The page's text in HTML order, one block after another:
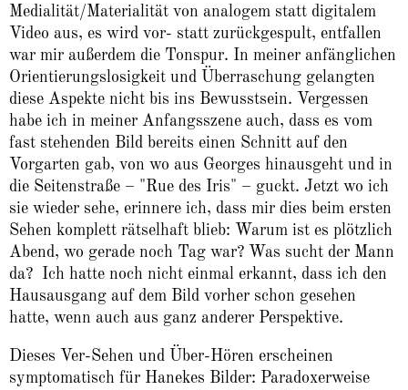
Medialität/Materialität von analogem statt digitalem
Video aus, es wird vor- statt zurückgespult, entfallen
war mir außerdem die Tonspur. In meiner anfänglichen
Orientierungslosigkeit und Überraschung gelangten
diese Aspekte nicht bis ins Bewusstsein. Vergessen
habe ich in meiner Anfangsszene auch, dass es vom
fast stehenden Bild bereits einen Schnitt auf den
Vorgarten gab, von wo aus Georges hinausgeht und in
die Seitenstraße – "Rue des Iris" – guckt. Jetzt wo ich
sie wieder sehe, erinnere ich, dass mir dies beim ersten
Sehen komplett rätselhaft blieb: Warum ist es plötzlich
Abend, wo gerade noch Tag war? Was sucht der Mann
da? Ich hatte noch nicht einmal erkannt, dass ich den
Hausausgang auf dem Bild vorher schon gesehen
hatte, wenn auch aus ganz anderer Perspektive.
Dieses Ver-Sehen und Über-Hören erscheinen
symptomatisch für Hanekes Bilder: Paradoxerweise